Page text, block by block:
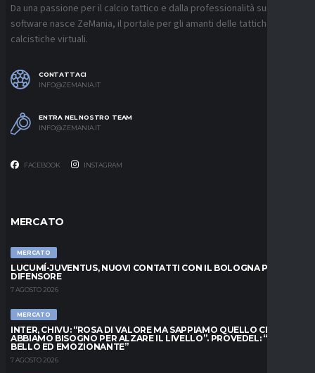
Da una passione per il calcio tattico e dalla professionalità sui
software nasce ZeMania, il portale per gli amanti delle tattiche
calcistiche virtuali.
CONTATTACI
INFO@ZEMANIA.IT
ENTRA NEL NOSTRO TEAM
INFO@ZEMANIA.IT
FACEBOOK INSTAGRAM
MERCATO
MERCATO
LUCUMÍ-JUVENTUS, NUOVI CONTATTI CON IL BOLOGNA PER IL
DIFENSORE
7 AGOSTO 2026
MERCATO
INTER, CHIVU: “ROSA DI VALORE MA SAPPIAMO QUELLO CHE
ABBIAMO BISOGNO PER ALZARE IL LIVELLO”. PROVEDEL: “MESE
BELLO ED EMOZIONANTE”
7 AGOSTO 2026